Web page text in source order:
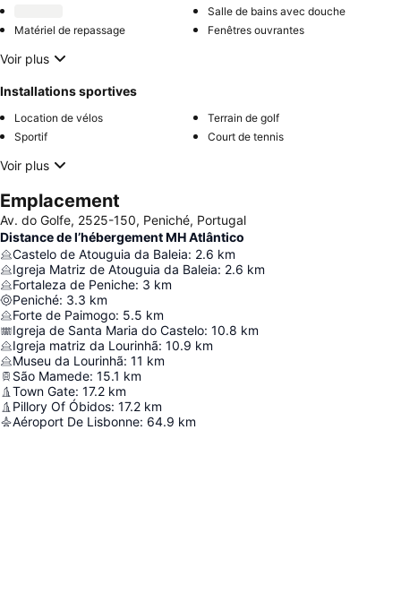
Salle de bains avec douche
Matériel de repassage
Fenêtres ouvrantes
Voir plus
Installations sportives
Location de vélos
Terrain de golf
Sportif
Court de tennis
Voir plus
Emplacement
Av. do Golfe, 2525-150, Peniché, Portugal
Distance de l’hébergement MH Atlântico
Castelo de Atouguia da Baleia: 2.6 km
Igreja Matriz de Atouguia da Baleia: 2.6 km
Fortaleza de Peniche: 3 km
Peniché: 3.3 km
Forte de Paimogo: 5.5 km
Igreja de Santa Maria do Castelo: 10.8 km
Igreja matriz da Lourinhã: 10.9 km
Museu da Lourinhã: 11 km
São Mamede: 15.1 km
Town Gate: 17.2 km
Pillory Of Óbidos: 17.2 km
Aéroport De Lisbonne: 64.9 km